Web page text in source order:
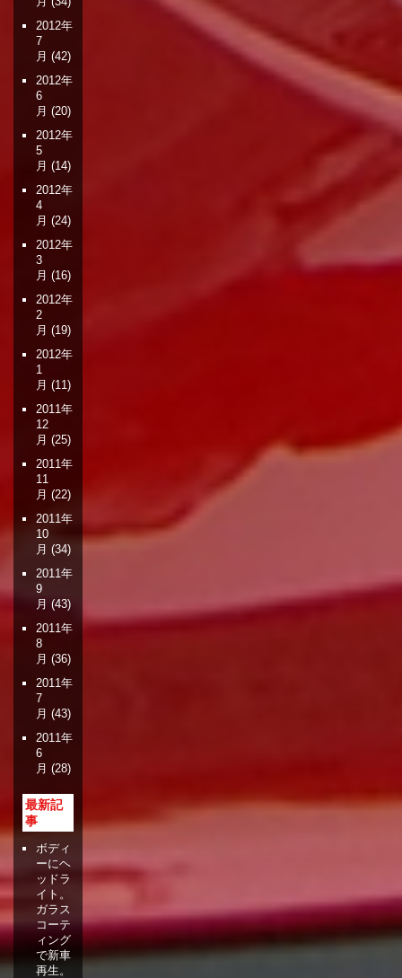
2012年
7
月 (42)
2012年
6
月 (20)
2012年
5
月 (14)
2012年
4
月 (24)
2012年
3
月 (16)
2012年
2
月 (19)
2012年
1
月 (11)
2011年
12
月 (25)
2011年
11
月 (22)
2011年
10
月 (34)
2011年
9
月 (43)
2011年
8
月 (36)
2011年
7
月 (43)
2011年
6
月 (28)
最新記
事
ボディ
ーにヘ
ッドラ
イト。
ガラス
コーテ
ィング
で新車
再生。